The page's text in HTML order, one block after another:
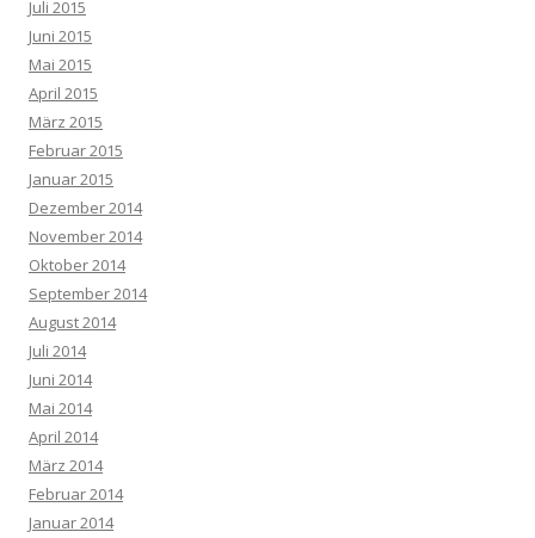
Juli 2015
Juni 2015
Mai 2015
April 2015
März 2015
Februar 2015
Januar 2015
Dezember 2014
November 2014
Oktober 2014
September 2014
August 2014
Juli 2014
Juni 2014
Mai 2014
April 2014
März 2014
Februar 2014
Januar 2014